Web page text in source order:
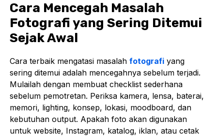
Cara Mencegah Masalah
Fotografi yang Sering Ditemui
Sejak Awal
Cara terbaik mengatasi masalah fotografi yang
sering ditemui adalah mencegahnya sebelum terjadi.
Mulailah dengan membuat checklist sederhana
sebelum pemotretan. Periksa kamera, lensa, baterai,
memori, lighting, konsep, lokasi, moodboard, dan
kebutuhan output. Apakah foto akan digunakan
untuk website, Instagram, katalog, iklan, atau cetak